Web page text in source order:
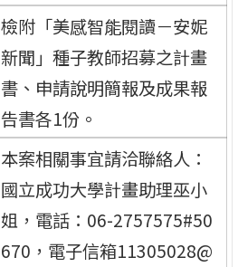
檢附「美感智能閱讀－安妮
新聞」種子教師招募之計畫
書、申請說明簡報及成果報
告書各1份。
本案相關事宜請洽聯絡人：
國立成功大學計畫助理巫小
姐，電話：06-2757575#50
670，電子信箱11305028@